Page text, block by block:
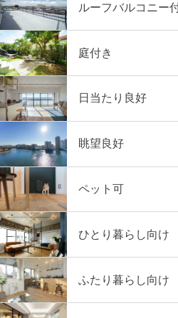
ルーフバルコニー
庭付き
日当たり良好
眺望良好
ペット可
ひとり暮らし向け
ふたり暮らし向け